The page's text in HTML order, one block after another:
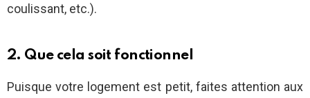
coulissant, etc.).
2. Que cela soit fonctionnel
Puisque votre logement est petit, faites attention aux